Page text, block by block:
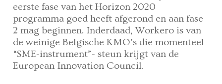
eerste fase van het Horizon 2020
programma goed heeft afgerond en aan fase
2 mag beginnen. Inderdaad, Workero is van
de weinige Belgische KMO’s die momenteel
“SME-instrument”- steun krijgt van de
European Innovation Council.